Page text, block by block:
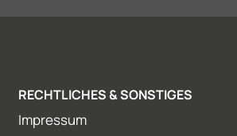
RECHTLICHES & SONSTIGES
Impressum